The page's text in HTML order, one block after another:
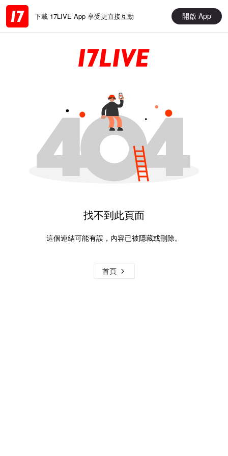
下載 17LIVE App 享受更直接互動 開啟 App
找不到此頁面
這個連結可能有誤，內容已被隱藏或刪除。
首頁